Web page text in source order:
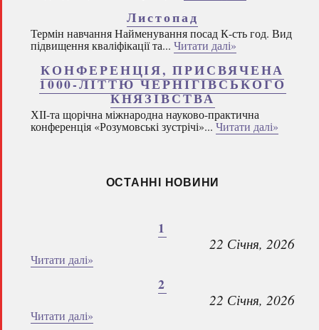
Листопад
Термін навчання Найменування посад К-сть год. Вид
підвищення кваліфікації та... Читати далі»
КОНФЕРЕНЦІЯ, ПРИСВЯЧЕНА
1000-ЛІТТЮ ЧЕРНІГІВСЬКОГО
КНЯЗІВСТВА
ХІІ-та щорічна міжнародна науково-практична
конференція «Розумовські зустрічі»... Читати далі»
ОСТАННІ НОВИНИ
1
22 Січня, 2026
Читати далі»
2
22 Січня, 2026
Читати далі»